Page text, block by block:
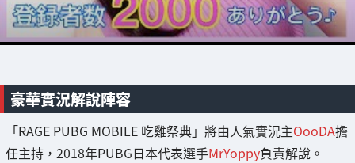
豪華實況解說陣容
「RAGE PUBG MOBILE 吃雞祭典」將由人氣實況主OooDA擔
任主持，2018年PUBG日本代表選手MrYoppy負責解說。